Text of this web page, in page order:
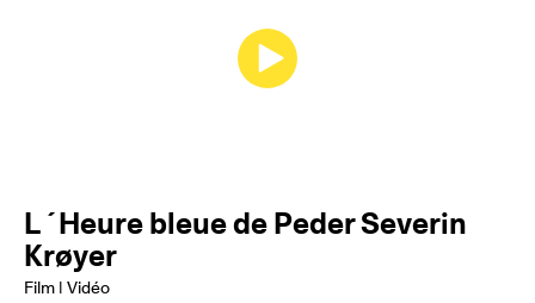
L´Heure bleue de Peder Severin
Krøyer
Film | Vidéo